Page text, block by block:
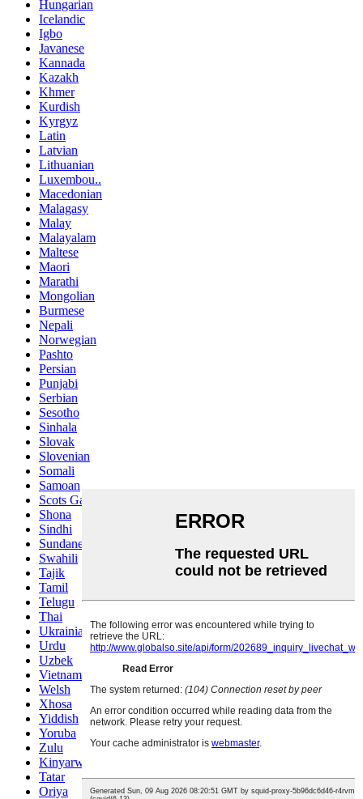
Hungarian
Icelandic
Igbo
Javanese
Kannada
Kazakh
Khmer
Kurdish
Kyrgyz
Latin
Latvian
Lithuanian
Luxembou..
Macedonian
Malagasy
Malay
Malayalam
Maltese
Maori
Marathi
Mongolian
Burmese
Nepali
Norwegian
Pashto
Persian
Punjabi
Serbian
Sesotho
Sinhala
Slovak
Slovenian
Somali
Samoan
Scots Gaelic
Shona
Sindhi
Sundanese
Swahili
Tajik
Tamil
Telugu
Thai
Ukrainian
Urdu
Uzbek
Vietnamese
Welsh
Xhosa
Yiddish
Yoruba
Zulu
Kinyarwanda
Tatar
Oriya